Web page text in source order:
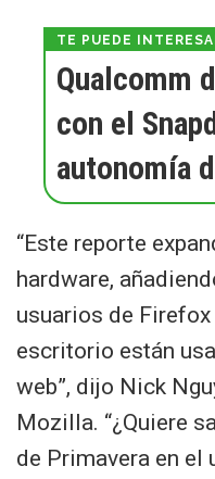
Qualcomm
con el
autonomía
“Este reporte
hardware,
usuarios de
escritorio están
web”, dijo Nick
Mozilla. “¿Quiere
de Primavera en el